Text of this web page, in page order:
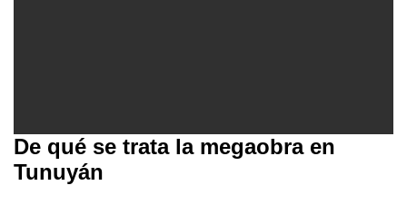
De qué se trata la megaobra en
Tunuyán